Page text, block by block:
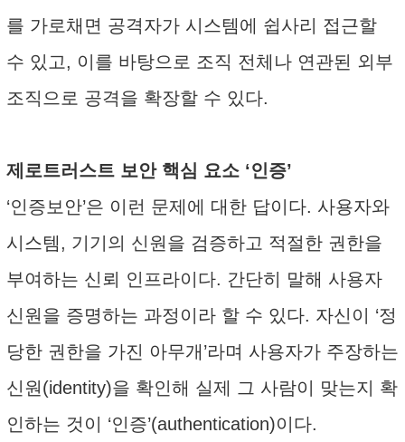
를 가로채면 공격자가 시스템에 쉽사리 접근할
수 있고, 이를 바탕으로 조직 전체나 연관된 외부
조직으로 공격을 확장할 수 있다.
제로트러스트 보안 핵심 요소 ‘인증’
‘인증보안’은 이런 문제에 대한 답이다. 사용자와
시스템, 기기의 신원을 검증하고 적절한 권한을
부여하는 신뢰 인프라이다. 간단히 말해 사용자
신원을 증명하는 과정이라 할 수 있다. 자신이 ‘정
당한 권한을 가진 아무개’라며 사용자가 주장하는
신원(identity)을 확인해 실제 그 사람이 맞는지 확
인하는 것이 ‘인증’(authentication)이다.